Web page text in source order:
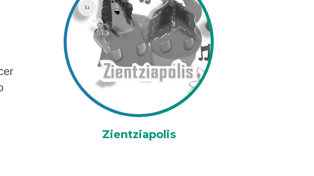
Zientziapolis